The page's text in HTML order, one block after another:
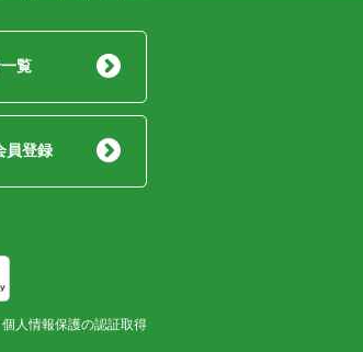
覧
員登録
個人情報保護の認証取得